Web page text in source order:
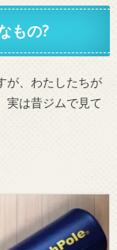
もの?
が、わたしたちが
実は昔ジムで見て